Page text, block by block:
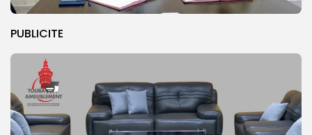
PUBLICITE